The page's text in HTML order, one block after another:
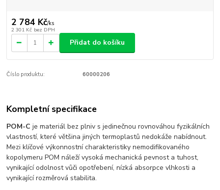
2 784 Kč/ks
2 301 Kč bez DPH
Přidat do košíku
Číslo produktu: 60000206
Kompletní specifikace
POM-Cje materiál bez plniv s jedinečnou rovnováhou fyzikálních
vlastností, které většina jiných termoplastů nedokáže nabídnout.
Mezi klíčové výkonnostní charakteristiky nemodifikovaného
kopolymeru POM náleží vysoká mechanická pevnost a tuhost,
vynikající odolnost vůči opotřebení, nízká absorpce vlhkosti a
vynikající rozměrová stabilita.